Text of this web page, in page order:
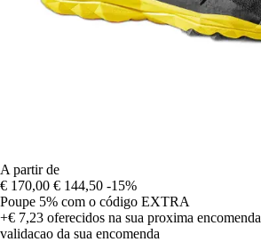
A partir de
€ 170,00 € 144,50 -15%
Poupe 5% com o código EXTRA
+€ 7,23 oferecidos na sua proxima encomenda
validacao da sua encomenda